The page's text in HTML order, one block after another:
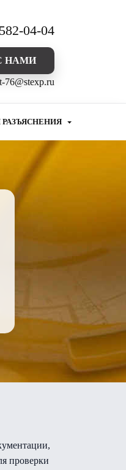
04-04
НАМИ
76@stexp.ru
проверки